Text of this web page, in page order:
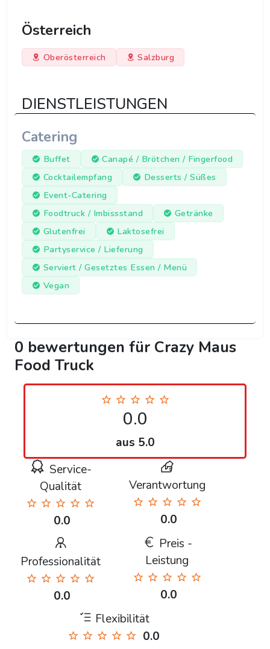
Österreich
Oberösterreich Salzburg
DIENSTLEISTUNGEN
Catering
Buffet
Canapé / Brötchen / Fingerfood
Cocktailempfang
Desserts / Süßes
Event-Catering
Foodtruck / Imbissstand
Getränke
Glutenfrei
Laktosefrei
Partyservice / Lieferung
Serviert / Gesetztes Essen / Menü
Vegan
0 bewertungen für Crazy Maus
Food Truck
0.0
aus 5.0
Service-
Qualität
0.0
Verantwortung
0.0
Professionalität
0.0
Preis -
Leistung
0.0
Flexibilität
0.0